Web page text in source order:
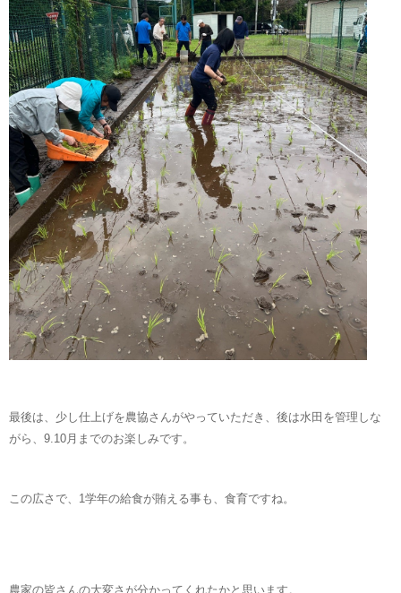
最後は、少し仕上げを農協さんがやっていただき、後は水田を管理しな
がら、9.10月までのお楽しみです。
この広さで、1学年の給食が賄える事も、食育ですね。
農家の皆さんの大変さが分かってくれたかと思います。